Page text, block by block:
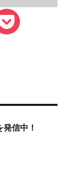
信中！